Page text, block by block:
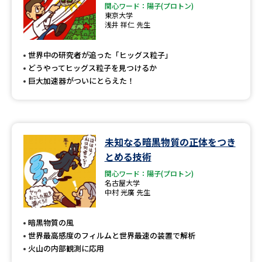
関心ワード：陽子(プロトン)
東京大学
浅井 祥仁 先生
世界中の研究者が追った「ヒッグス粒子」
どうやってヒッグス粒子を見つけるか
巨大加速器がついにとらえた！
未知なる暗黒物質の正体をつき
とめる技術
関心ワード：陽子(プロトン)
名古屋大学
中村 光廣 先生
暗黒物質の風
世界最高感度のフィルムと世界最速の装置で解析
火山の内部観測に応用